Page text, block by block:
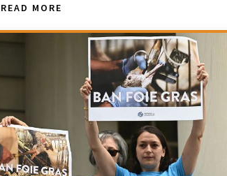
READ MORE